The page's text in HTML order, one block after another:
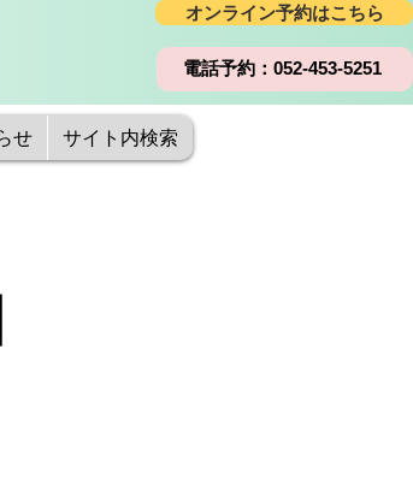
オンライン予約はこちら
電話予約：052-453-5251
せ サイト内検索